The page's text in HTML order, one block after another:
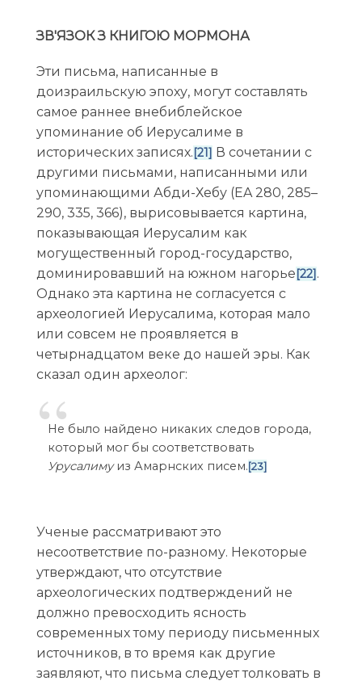
ЗВ'ЯЗОК З КНИГОЮ МОРМОНА
Эти письма, написанные в
доизраильскую эпоху, могут составлять
самое раннее внебиблейское
упоминание об Иерусалиме в
исторических записях. [21] В сочетании с
другими письмами, написанными или
упоминающими Абди-Хебу (EA 280, 285–
290, 335, 366), вырисовывается картина,
показывающая Иерусалим как
могущественный город-государство,
доминировавший на южном нагорье [22] .
Однако эта картина не согласуется с
археологией Иерусалима, которая мало
или совсем не проявляется в
четырнадцатом веке до нашей эры. Как
сказал один археолог:
Не было найдено никаких следов города,
который мог бы соответствовать
Урусалимуиз Амарнских писем.[23]
Ученые рассматривают это
несоответствие по-разному. Некоторые
утверждают, что отсутствие
археологических подтверждений не
должно превосходить ясность
современных тому периоду письменных
источников, в то время как другие
заявляют, что письма следует толковать в